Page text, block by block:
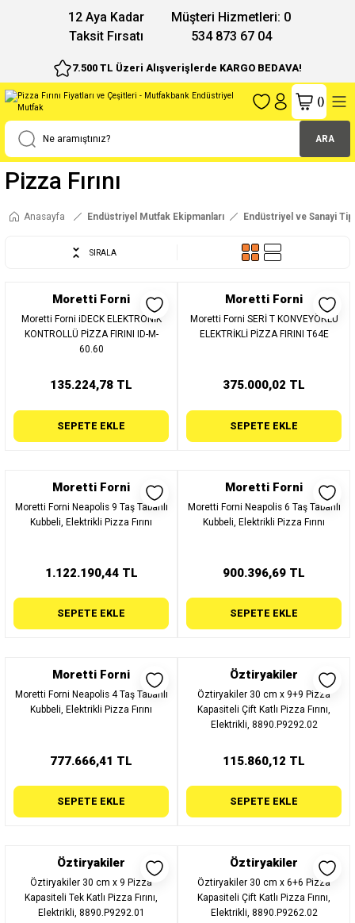
12 Aya Kadar
Taksit Fırsatı
Müşteri Hizmetleri: 0
534 873 67 04
7.500 TL Üzeri Alışverişlerde KARGO BEDAVA!
ARA
()
Pizza Fırını
Anasayfa Endüstriyel Mutfak Ekipmanları Endüstriyel ve Sanayi Tipi
SIRALA
Moretti Forni
Moretti Forni iDECK ELEKTRONİK
KONTROLLÜ PİZZA FIRINI ID-M-
60.60
135.224,78 TL
SEPETE EKLE
Moretti Forni
Moretti Forni SERİ T KONVEYÖRLÜ
ELEKTRİKLİ PİZZA FIRINI T64E
375.000,02 TL
SEPETE EKLE
Moretti Forni
Moretti Forni Neapolis 9 Taş Tabanlı
Kubbeli, Elektrikli Pizza Fırını
1.122.190,44 TL
SEPETE EKLE
Moretti Forni
Moretti Forni Neapolis 6 Taş Tabanlı
Kubbeli, Elektrikli Pizza Fırını
900.396,69 TL
SEPETE EKLE
Moretti Forni
Moretti Forni Neapolis 4 Taş Tabanlı
Kubbeli, Elektrikli Pizza Fırını
777.666,41 TL
SEPETE EKLE
Öztiryakiler
Öztiryakiler 30 cm x 9+9 Pizza
Kapasiteli Çift Katlı Pizza Fırını,
Elektrikli, 8890.P9292.02
115.860,12 TL
SEPETE EKLE
Öztiryakiler
Öztiryakiler 30 cm x 9 Pizza
Kapasiteli Tek Katlı Pizza Fırını,
Elektrikli, 8890.P9292.01
Öztiryakiler
Öztiryakiler 30 cm x 6+6 Pizza
Kapasiteli Çift Katlı Pizza Fırını,
Elektrikli, 8890.P9262.02